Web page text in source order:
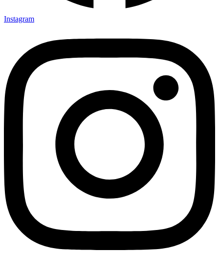
Instagram